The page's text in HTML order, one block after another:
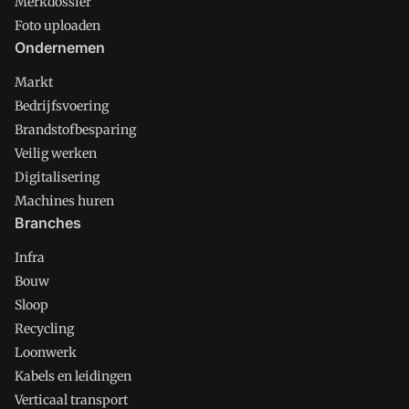
Foto uploaden
Ondernemen
Markt
Bedrijfsvoering
Brandstofbesparing
Veilig werken
Digitalisering
Machines huren
Branches
Infra
Bouw
Sloop
Recycling
Loonwerk
Kabels en leidingen
Verticaal transport